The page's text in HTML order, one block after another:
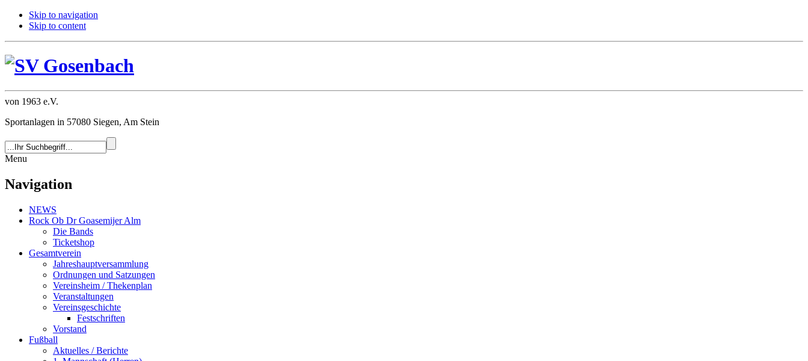
Skip to navigation
Skip to content
von 1963 e.V.
Sportanlagen in 57080 Siegen, Am Stein
Menu
Navigation
NEWS
Rock Ob Dr Goasemijer Alm
Die Bands
Ticketshop
Gesamtverein
Jahreshauptversammlung
Ordnungen und Satzungen
Vereinsheim / Thekenplan
Veranstaltungen
Vereinsgeschichte
Festschriften
Vorstand
Fußball
Aktuelles / Berichte